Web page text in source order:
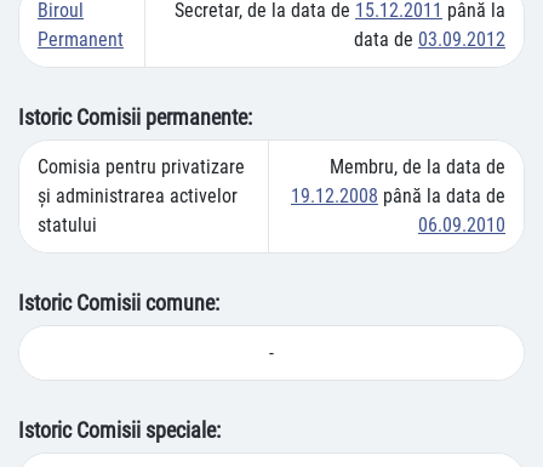
Biroul
Permanent
Secretar, de la data de 15.12.2011 până la
data de 03.09.2012
Istoric Comisii permanente:
Comisia pentru privatizare
şi administrarea activelor
statului
Membru, de la data de
19.12.2008 până la data de
06.09.2010
Istoric Comisii comune:
-
Istoric Comisii speciale: